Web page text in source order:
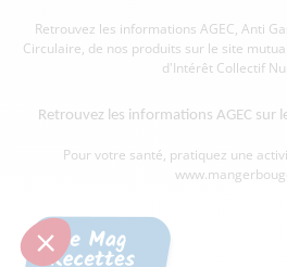
Retrouvez les informations AGEC, Anti
Circulaire, de nos produits sur le site
d'Intérêt Collectif
Retrouvez les informations AGEC sur
Pour votre santé, pratiquez une